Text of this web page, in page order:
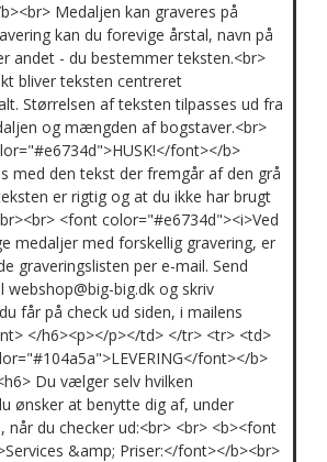
Medaljen kan graveres på
kan du forevige årstal, navn på
andet - du bestemmer teksten.<br>
bliver teksten centreret
Størrelsen af teksten tilpasses ud fra
og mængden af bogstaver.<br>
font></b>
med den tekst der fremgår af den grå
er rigtig og at du ikke har brugt
<font color="#e6734d"><i>Ved
medaljer med forskellig gravering, er
graveringslisten per e-mail. Send
webshop@big-big.dk og skriv
får på check ud siden, i mailens
</h6><p></p></td> </tr> <tr> <td>
font></b>
Du vælger selv hvilken
ønsker at benytte dig af, under
når du checker ud:<br> <br> <b><font
&amp; Priser:</font></b><br>